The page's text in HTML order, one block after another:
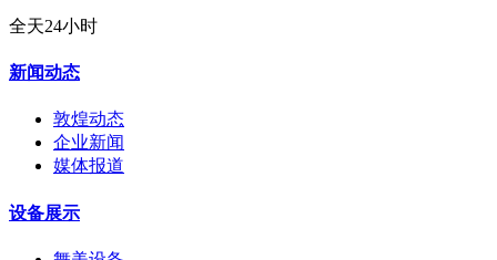
全天24小时
新闻动态
敦煌动态
企业新闻
媒体报道
设备展示